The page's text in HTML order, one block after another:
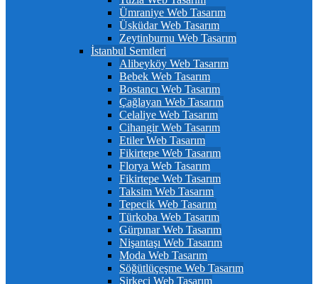
Ümraniye Web Tasarım
Üsküdar Web Tasarım
Zeytinburnu Web Tasarım
İstanbul Semtleri
Alibeyköy Web Tasarım
Bebek Web Tasarım
Bostancı Web Tasarım
Çağlayan Web Tasarım
Celaliye Web Tasarım
Cihangir Web Tasarım
Etiler Web Tasarım
Fikirtepe Web Tasarım
Florya Web Tasarım
Fikirtepe Web Tasarım
Taksim Web Tasarım
Tepecik Web Tasarım
Türkoba Web Tasarım
Gürpınar Web Tasarım
Nişantaşı Web Tasarım
Moda Web Tasarım
Söğütlüçeşme Web Tasarım
Sirkeci Web Tasarım